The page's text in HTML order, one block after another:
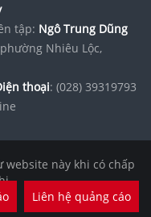
tập: Ngô Trung Dũng
Nhiêu Lộc,
thoại: (028) 39319793
này khi có chấp
Liên hệ quảng cáo